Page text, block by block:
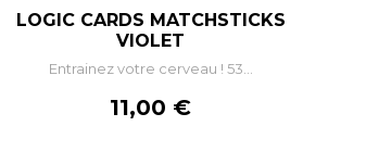
LOGIC CARDS MATCHSTICKS
VIOLET
Entrainez votre cerveau ! 53...
Prix
11,00 €
– +